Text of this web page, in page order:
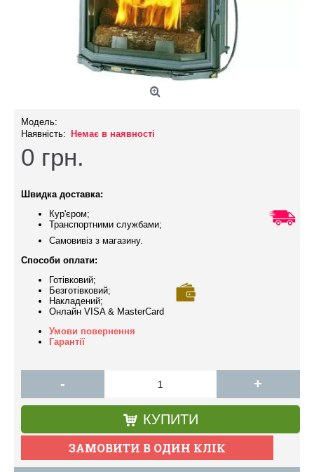
Модель:
Наявність:
Немає в наявності
0 грн.
Швидка доставка:
Кур'єром;
Транспортними службами;
Самовивіз з магазину.
Способи оплати:
Готівковий;
Безготівковий;
Накладений;
Онлайн VISA & MasterCard
Умови повернення
Гарантії
- +
КУПИТИ